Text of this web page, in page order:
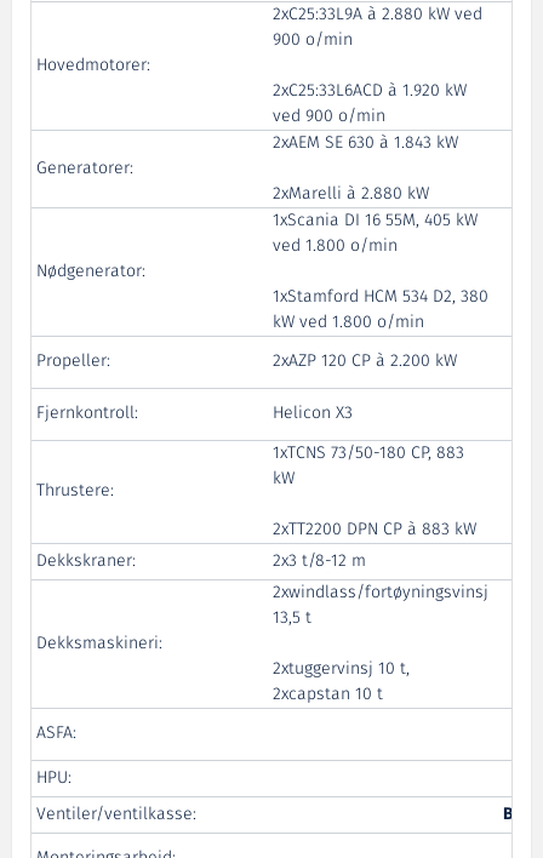
Hovedmotorer:
2xC25:33L9A à 2.880 kW ved
900 o/min
2xC25:33L6ACD à 1.920 kW
ved 900 o/min
Generatorer:
2xAEM SE 630 à 1.843 kW
2xMarelli à 2.880 kW
Nødgenerator:
1xScania DI 16 55M, 405 kW
ved 1.800 o/min
1xStamford HCM 534 D2, 380
kW ved 1.800 o/min
Propeller: 2xAZP 120 CP à 2.200 kW
Fjernkontroll: Helicon X3
Thrustere:
1xTCNS 73/50-180 CP, 883
kW
2xTT2200 DPN CP à 883 kW
Dekkskraner: 2x3 t/8-12 m
Dekksmaskineri:
2xwindlass/fortøyningsvinsj
13,5 t
2xtuggervinsj 10 t,
2xcapstan 10 t
ASFA:
HPU:
Ventiler/ventilkasse: